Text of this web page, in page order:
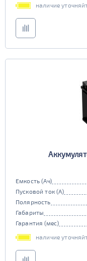
наличие
Емкость (Ач)
Пусковой ток (А)
Полярность
Габариты
Гарантия (мес)
наличие